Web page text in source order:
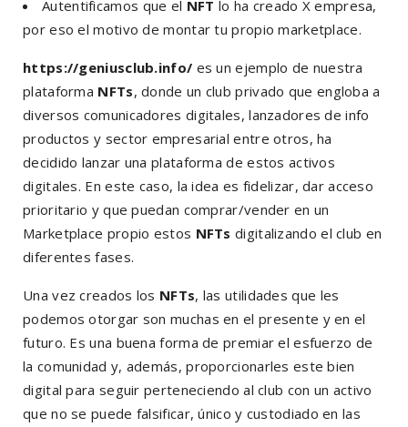
Autentificamos que el NFT lo ha creado X empresa,
por eso el motivo de montar tu propio marketplace.
https://geniusclub.info/ es un ejemplo de nuestra
plataforma NFTs, donde un club privado que engloba a
diversos comunicadores digitales, lanzadores de info
productos y sector empresarial entre otros, ha
decidido lanzar una plataforma de estos activos
digitales. En este caso, la idea es fidelizar, dar acceso
prioritario y que puedan comprar/vender en un
Marketplace propio estos NFTsdigitalizando el club en
diferentes fases.
Una vez creados los NFTs, las utilidades que les
podemos otorgar son muchas en el presente y en el
futuro. Es una buena forma de premiar el esfuerzo de
la comunidad y, además, proporcionarles este bien
digital para seguir perteneciendo al club con un activo
que no se puede falsificar, único y custodiado en las